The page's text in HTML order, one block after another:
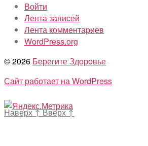
Войти
Лента записей
Лента комментариев
WordPress.org
© 2026 Берегите Здоровье
Сайт работает на WordPress
Наверх↑Вверх↑